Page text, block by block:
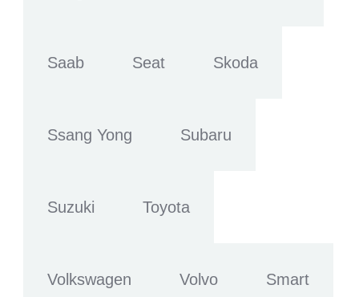
Saab Seat Skoda
Ssang Yong Subaru
Suzuki Toyota
Volkswagen Volvo Smart